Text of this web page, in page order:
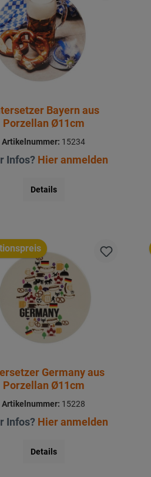
Bayern aus
Porzellan Ø11cm
Artikelnummer: 15234
Infos? Hier anmelden
Details
Germany aus
Porzellan Ø11cm
Artikelnummer: 15228
Infos? Hier anmelden
Details